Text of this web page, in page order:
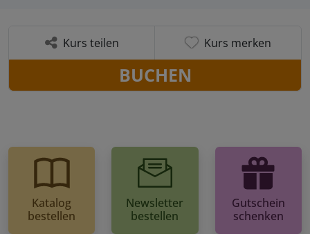
Kurs teilen Kurs merken
BUCHEN
Katalog
bestellen
Newsletter
bestellen
Gutschein
schenken